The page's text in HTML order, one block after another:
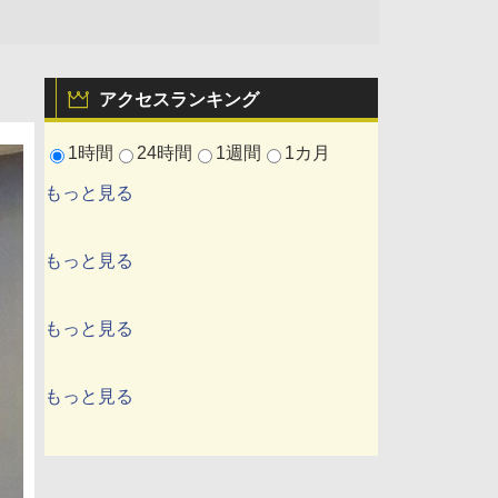
アクセスランキング
1時間 24時間 1週間 1カ月
もっと見る
もっと見る
もっと見る
もっと見る